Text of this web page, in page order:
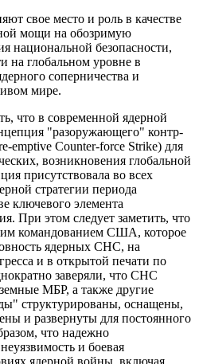
свое место и роль в качестве
мощи на обозримую
национальной безопасности,
на глобальном уровне в
соперничества и
мире.
что в современной ядерной
"разоружающего" контр-
emptive Counter-force Strike) для
возникновения глобальной
присутствовала во всех
стратегии периода
ключевого элемента
При этом следует заметить, что
командованием США, которое
ядерных СНС, на
и в открытой печати по
заверяли, что СНС
МБР, а также другие
структурированы, оснащены,
и развернуты для постоянного
что надежно
и боевая
ядерной войны, включая